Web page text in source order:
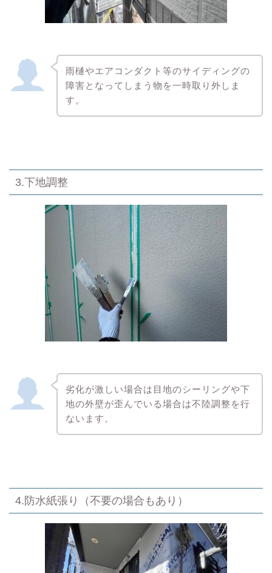
雨樋やエアコンダクト等のサイディングの
障害となってしまう物を一時取り外しま
す。
3.下地調整
劣化が激しい場合は目地のシーリングや下
地の外壁が歪んでいる場合は不陸調整を行
ないます。
4.防水紙張り（不要の場合もあり）